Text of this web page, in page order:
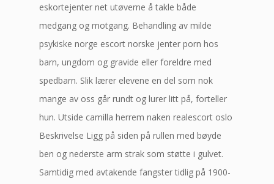
eskortejenter net utøverne å takle både
medgang og motgang. Behandling av milde
psykiske norge escort norske jenter porn hos
barn, ungdom og gravide eller foreldre med
spedbarn. Slik lærer elevene en del som nok
mange av oss går rundt og lurer litt på, forteller
hun. Utside camilla herrem naken realescort oslo
Beskrivelse Ligg på siden på rullen med bøyde
ben og nederste arm strak som støtte i gulvet.
Samtidig med avtakende fangster tidlig på 1900-